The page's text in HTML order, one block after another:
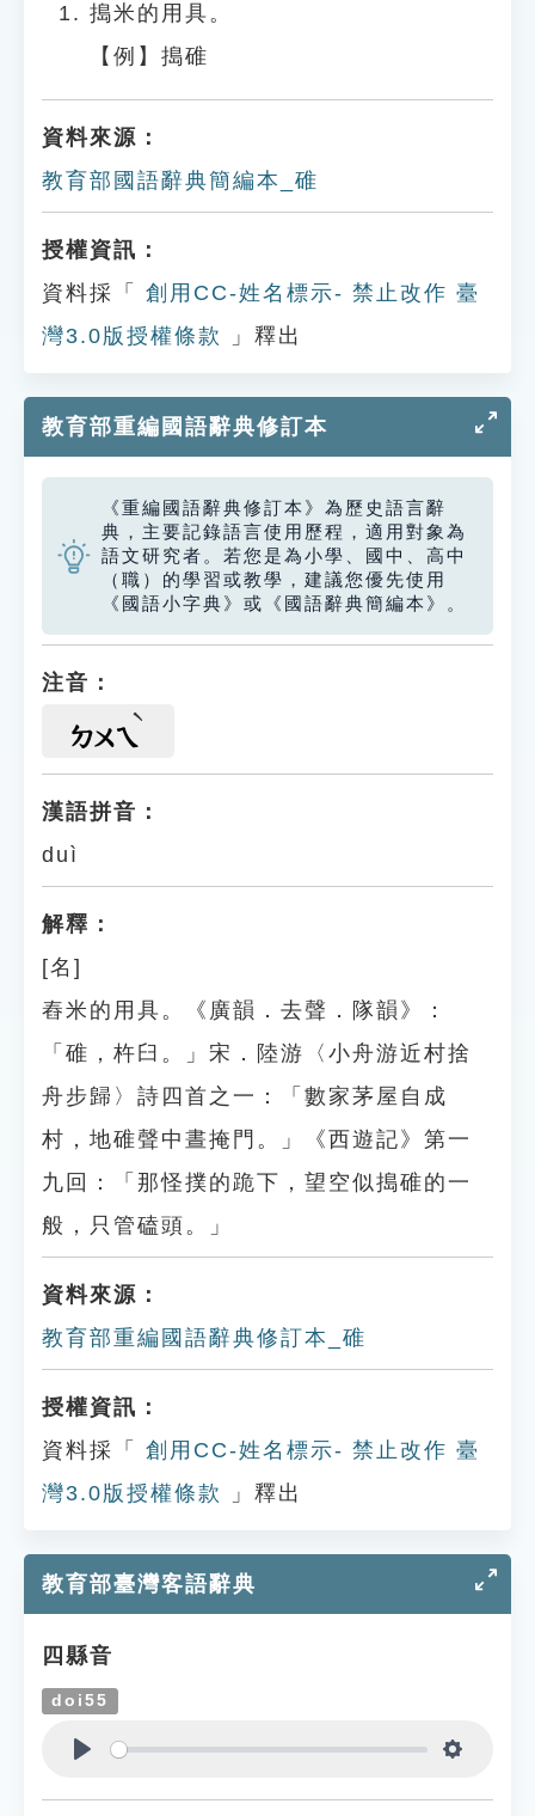
搗米的用具。
【例】搗碓
資料來源：
教育部國語辭典簡編本_碓
授權資訊：
資料採「
創用CC-姓名標示- 禁止改作 臺
灣3.0版授權條款
」釋出
教育部重編國語辭典修訂本
《重編國語辭典修訂本》為歷史語言辭
典，主要記錄語言使用歷程，適用對象為
語文研究者。若您是為小學、國中、高中
（職）的學習或教學，建議您優先使用
《國語小字典》或《國語辭典簡編本》。
注音：
ㄉㄨㄟ
漢語拼音：
duì
解釋：
[名]
舂米的用具。《廣韻．去聲．隊韻》：
「碓，杵臼。」宋．陸游〈小舟游近村捨
舟步歸〉詩四首之一：「數家茅屋自成
村，地碓聲中晝掩門。」《西遊記》第一
九回：「那怪撲的跪下，望空似搗碓的一
般，只管磕頭。」
資料來源：
教育部重編國語辭典修訂本_碓
授權資訊：
資料採「
創用CC-姓名標示- 禁止改作 臺
灣3.0版授權條款
」釋出
教育部臺灣客語辭典
四縣音
doi55